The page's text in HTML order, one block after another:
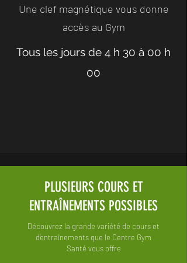
Une clef magnétique vous donne
accès au Gym
Tous les jours de 4 h 30 à 00 h
00
PLUSIEURS COURS ET
ENTRAÎNEMENTS POSSIBLES
Découvrez la grande variété de cours et
d’entraînements que le Centre Gym
Santé vous offre